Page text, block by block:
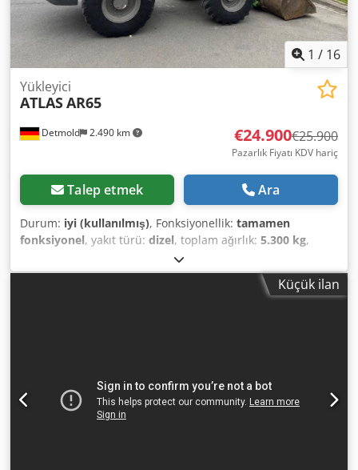
1 / 16
Detmold 2.490 km
Yükleyici
ATLASAR65
€24.900€25.900
Pazarlık Fiyatı KDV hariç
Talep etmek Ara
Durum: iyi (kullanılmış), Fonksiyonellik: tamamen
fonksiyonel, yakıt türü: dizel, toplam ağırlık: 5.300 kg,
, çalışma saatleri:
farlar, her tahrikli, kabin, standart kepçe, Atlas 65 lastikli
yükleyici, 2014 model, 7.440 çalışma saatinde, hızlıKüçük ilan